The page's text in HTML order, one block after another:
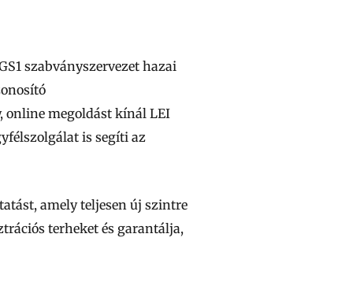
szabványszervezet hazai
online megoldást kínál LEI
is segíti az
amely teljesen új szintre
terheket és garantálja,